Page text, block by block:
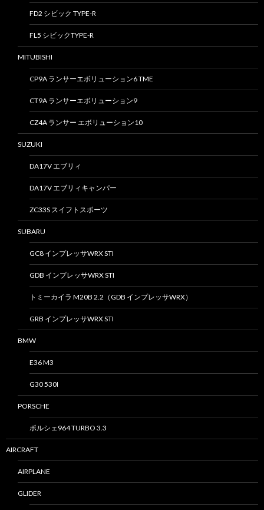
FD2 シビック TYPE-R
FL5 シビックTYPE-R
MITUBISHI
CP9A ランサーエボリューション6 TME
CT9A ランサーエボリューション9
CZ4A ランサー エボリューション10
SUZUKI
DA17V エブリィ
DA17V エブリィキャンパー
ZC33S スイフトスポーツ
SUBARU
GC8 インプレッサWRX STI
GDB インプレッサWRX STI
トミーカイラ M20B 2.2（GDB インプレッサWRX）
GRB インプレッサWRX STI
BMW
E36 M3
G30 530I
PORSCHE
ポルシェ964 TURBO 3.3
AIRCRAFT
AIRPLANE
GLIDER